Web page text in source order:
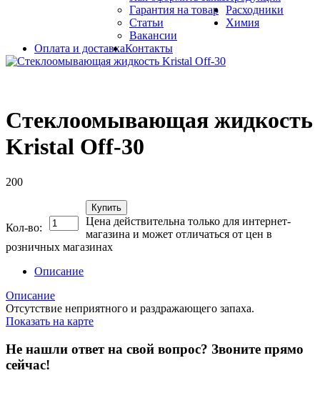
Гарантия на товар
Статьи
Вакансии
Оплата и доставкаКонтакты
Расходники
Химия
Стеклоомывающая жидкость
Kristal Off-30
200
Кол-во:
Купить
Цена действительна только для интернет-
магазина и может отличаться от цен в
розничных магазинах
Описание
Описание
Отсутствие неприятного и раздражающего запаха.
Показать на карте
Не нашли ответ на свой вопрос? Звоните прямо
сейчас!